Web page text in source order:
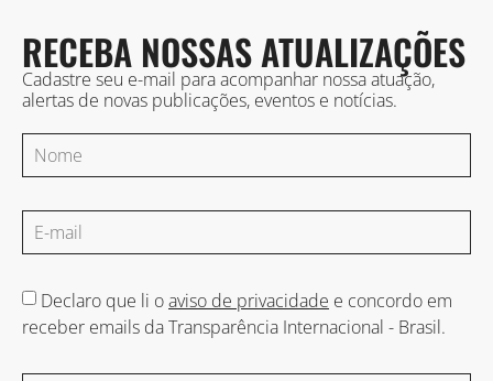
RECEBA NOSSAS ATUALIZAÇÕES
Cadastre seu e-mail para acompanhar nossa atuação,
alertas de novas publicações, eventos e notícias.
Declaro que li oaviso de privacidade e concordo em
receber emails da Transparência Internacional - Brasil.